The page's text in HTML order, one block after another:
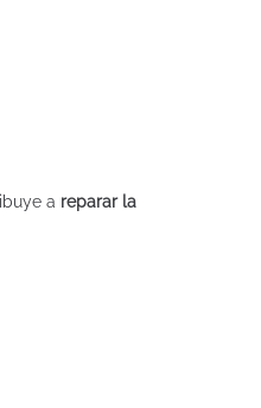
a reparar la